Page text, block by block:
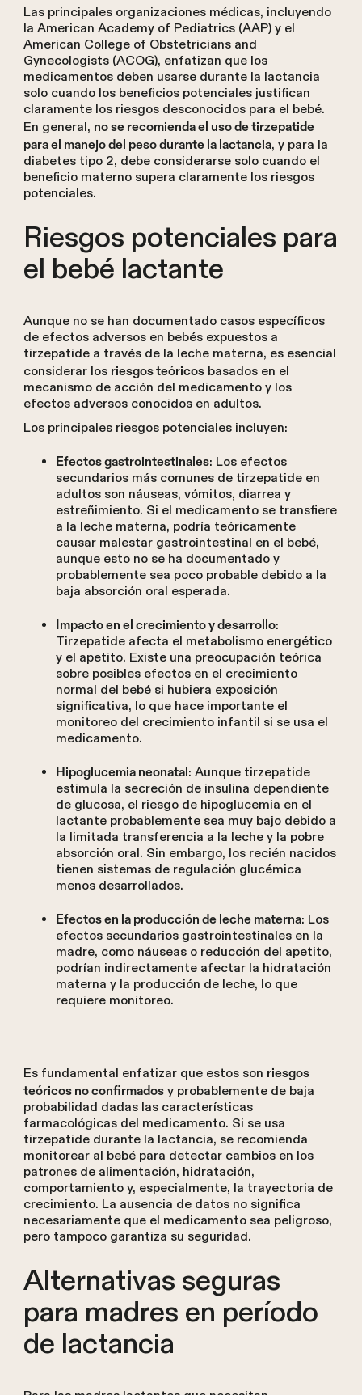
Las principales organizaciones médicas, incluyendo
la American Academy of Pediatrics (AAP) y el
American College of Obstetricians and
Gynecologists (ACOG), enfatizan que los
medicamentos deben usarse durante la lactancia
solo cuando los beneficios potenciales justifican
claramente los riesgos desconocidos para el bebé.
En general, no se recomienda el uso de tirzepatide
para el manejo del peso durante la lactancia, y para la
diabetes tipo 2, debe considerarse solo cuando el
beneficio materno supera claramente los riesgos
potenciales.
Riesgos potenciales para
el bebé lactante
Aunque no se han documentado casos específicos
de efectos adversos en bebés expuestos a
tirzepatide a través de la leche materna, es esencial
considerar los riesgos teóricosbasados en el
mecanismo de acción del medicamento y los
efectos adversos conocidos en adultos.
Los principales riesgos potenciales incluyen:
Efectos gastrointestinales: Los efectos
secundarios más comunes de tirzepatide en
adultos son náuseas, vómitos, diarrea y
estreñimiento. Si el medicamento se transfiere
a la leche materna, podría teóricamente
causar malestar gastrointestinal en el bebé,
aunque esto no se ha documentado y
probablemente sea poco probable debido a la
baja absorción oral esperada.
Impacto en el crecimiento y desarrollo:
Tirzepatide afecta el metabolismo energético
y el apetito. Existe una preocupación teórica
sobre posibles efectos en el crecimiento
normal del bebé si hubiera exposición
significativa, lo que hace importante el
monitoreo del crecimiento infantil si se usa el
medicamento.
Hipoglucemia neonatal: Aunque tirzepatide
estimula la secreción de insulina dependiente
de glucosa, el riesgo de hipoglucemia en el
lactante probablemente sea muy bajo debido a
la limitada transferencia a la leche y la pobre
absorción oral. Sin embargo, los recién nacidos
tienen sistemas de regulación glucémica
menos desarrollados.
Efectos en la producción de leche materna: Los
efectos secundarios gastrointestinales en la
madre, como náuseas o reducción del apetito,
podrían indirectamente afectar la hidratación
materna y la producción de leche, lo que
requiere monitoreo.
Es fundamental enfatizar que estos son riesgos
teóricos no confirmadosy probablemente de baja
probabilidad dadas las características
farmacológicas del medicamento. Si se usa
tirzepatide durante la lactancia, se recomienda
monitorear al bebé para detectar cambios en los
patrones de alimentación, hidratación,
comportamiento y, especialmente, la trayectoria de
crecimiento. La ausencia de datos no significa
necesariamente que el medicamento sea peligroso,
pero tampoco garantiza su seguridad.
Alternativas seguras
para madres en período
de lactancia